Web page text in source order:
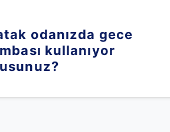
odanızda gece
kullanıyor